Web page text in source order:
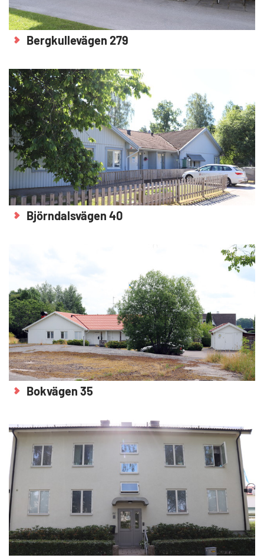
Bergkullevägen 279
Björndalsvägen 40
Bokvägen 35